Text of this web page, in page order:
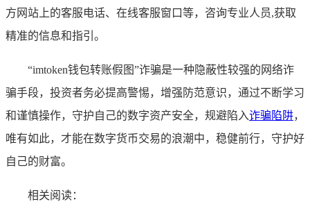
方网站上的客服电话、在线客服窗口等，咨询专业人员,获取
精准的信息和指引。
“imtoken钱包转账假图”诈骗是一种隐蔽性较强的网络诈
骗手段，投资者务必提高警惕，增强防范意识，通过不断学习
和谨慎操作，守护自己的数字资产安全，规避陷入诈骗陷阱，
唯有如此，才能在数字货币交易的浪潮中，稳健前行，守护好
自己的财富。
相关阅读：